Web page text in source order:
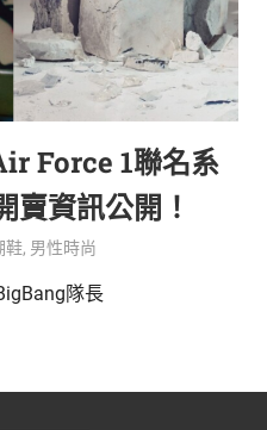
Force 1聯名系
賣資訊公開！
鞋, 男性時尚
隊長